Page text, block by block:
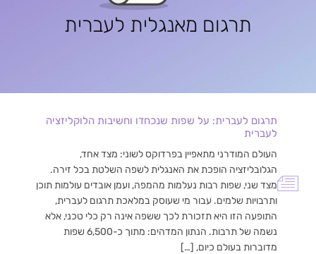
תרגום מאנגלית לעברית
תרגום לעברית: על שפות שנכחדו וחשיבות הלוקליזציה
לעברית
העולם המודרני מתאפיין בפרדוקס לשוני: מצד אחד,
הגלובליזציה הופכת את האנגלית לשפה השלטת בכל זירה.
מצד שני, שפות רבות נעלמות מהמפה, ועמן אובדים עולמות תוכן
ותרבויות שלמים. עבור מי שעוסק במלאכת תרגום לעברית,
התופעה הזו היא תזכורת לכך ששפה אינה רק כלי טכני, אלא
נשמה של תרבות. הנתון המדהים: מתוך כ-6,500 שפות
מדוברות בעולם כיום, […]